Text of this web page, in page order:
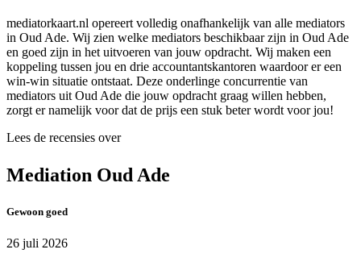
mediatorkaart.nl opereert volledig onafhankelijk van alle mediators
in Oud Ade. Wij zien welke mediators beschikbaar zijn in Oud Ade
en goed zijn in het uitvoeren van jouw opdracht. Wij maken een
koppeling tussen jou en drie accountantskantoren waardoor er een
win-win situatie ontstaat. Deze onderlinge concurrentie van
mediators uit Oud Ade die jouw opdracht graag willen hebben,
zorgt er namelijk voor dat de prijs een stuk beter wordt voor jou!
Lees de recensies over
Mediation Oud Ade
Gewoon goed
26 juli 2026